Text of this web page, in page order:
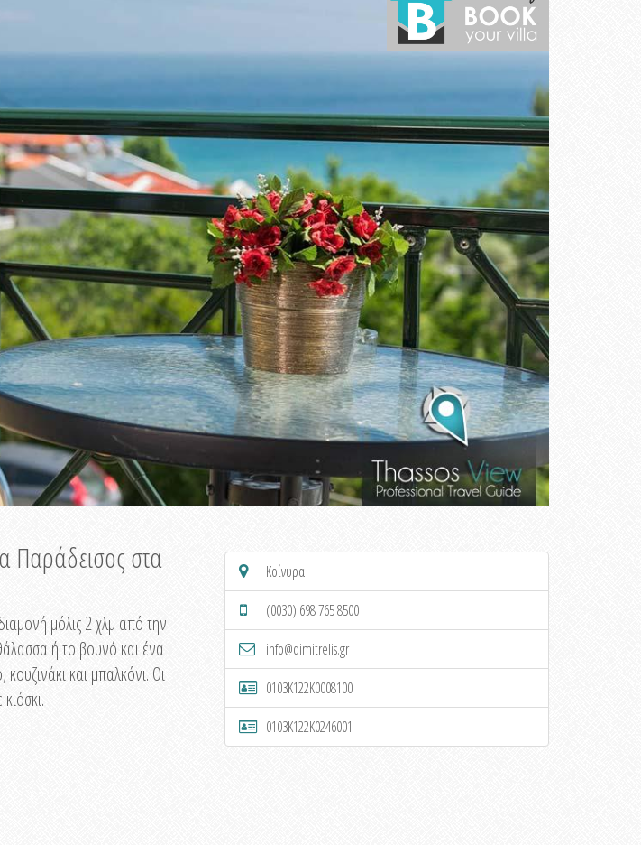
Παράδεισος στα
μόλις 2 χλμ από την
ή το βουνό και ένα
και μπαλκόνι. Οι
Κοίνυρα
(0030) 698 765 8500
info@dimitrelis.gr
0103K122K0008100
0103K122K0246001